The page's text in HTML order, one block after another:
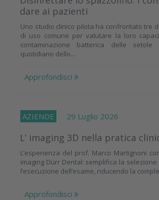
dare ai pazienti
Uno studio clinico pilota ha confrontato tre
di uso comune per valutare la loro
contaminazione batterica delle setole
quotidiano dello...
Approfondisci
AZIENDE 29 Luglio 2026
L’ imaging 3D nella pratica
L’esperienza del prof. Marco Martignoni
imaging Dürr Dental: semplifica la
l’esecuzione dell’esame, riducendo la
Approfondisci